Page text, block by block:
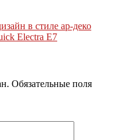
в стиле ар-деко
Electra E7
Обязательные поля